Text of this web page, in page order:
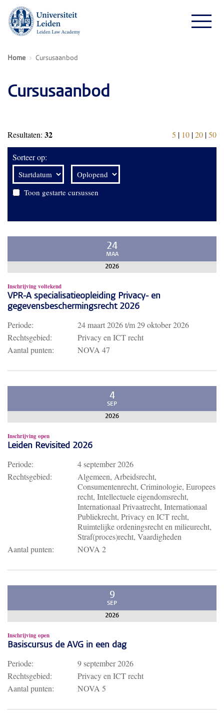
Home Cursusaanbod
Cursusaanbod
Resultaten: 32 5 | 10 |20 |50
Sorteer op:
Toon gestarte cursussen
24
MAA
2026
Inschrijving voltekend
VPR-A specialisatieopleiding Privacy- en
gegevensbeschermingsrecht 2026
Periode: 24 maart 2026t/m29 oktober 2026
Rechtsgebied:
Privacy en ICT recht
Aantal punten:
NOVA 47
4
SEP
2026
Inschrijving open
Leiden Revisited 2026
Periode:
4 september 2026
Rechtsgebied:
Algemeen, Arbeidsrecht,
Consumentenrecht, Criminologie, Europees
recht, Intellectuele eigendomsrecht,
Internationaal Privaatrecht, Internationaal
Publiekrecht, Privacy en ICT recht,
Ruimtelijke ordeningsrecht en milieurecht,
Straf(proces)recht, Vaardigheden
Aantal punten:
NOVA 2
9
SEP
2026
Inschrijving open
Basiscursus de AVG in een dag
Periode:
9 september 2026
Rechtsgebied:
Privacy en ICT recht
Aantal punten:
NOVA 5